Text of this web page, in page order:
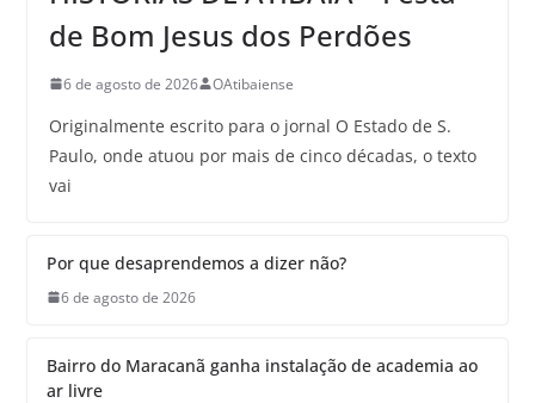
de Bom Jesus dos Perdões
6 de agosto de 2026 OAtibaiense
Originalmente escrito para o jornal O Estado de S.
Paulo, onde atuou por mais de cinco décadas, o texto
vai
Por que desaprendemos a dizer não?
6 de agosto de 2026
Bairro do Maracanã ganha instalação de academia ao
ar livre